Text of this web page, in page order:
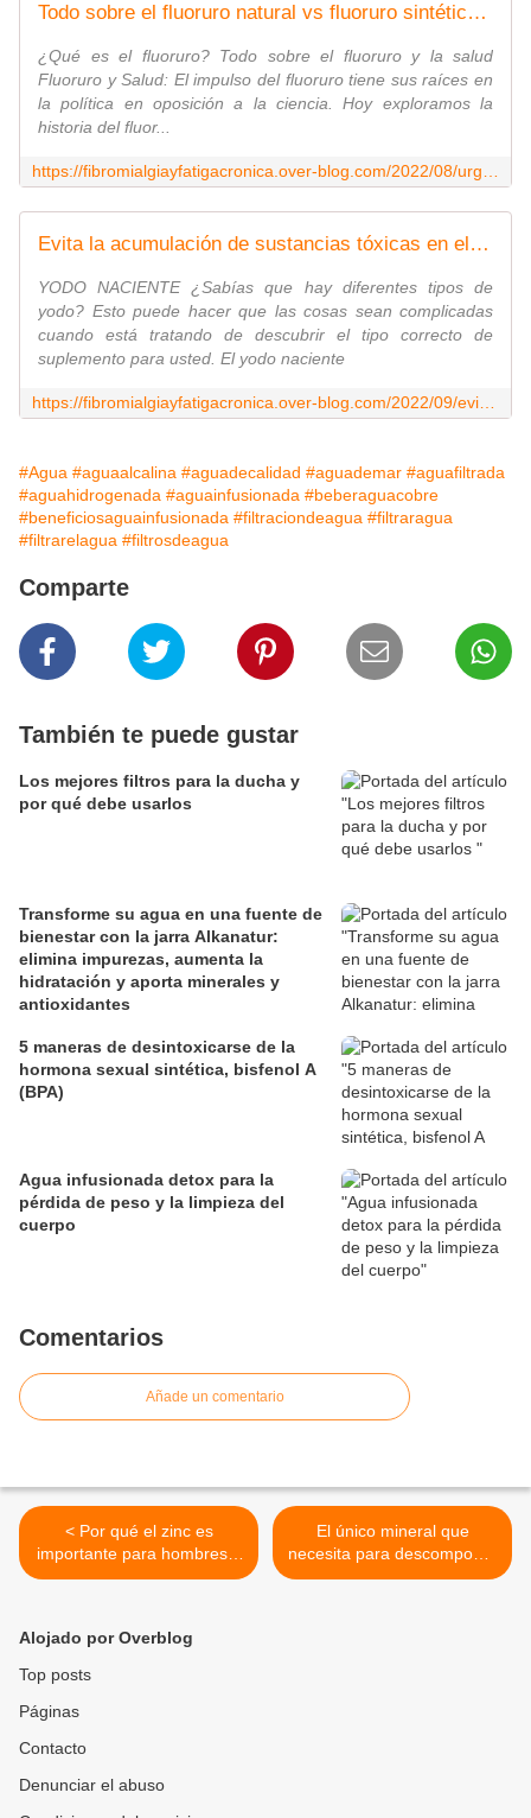
Todo sobre el fluoruro natural vs fluoruro sintético y cómo nos afecta en la salud - Medicina Real D. Karim A Nesr
¿Qué es el fluoruro? Todo sobre el fluoruro y la salud
Fluoruro y Salud: El impulso del fluoruro tiene sus raíces en
la política en oposición a la ciencia. Hoy exploramos la
historia del fluor...
Evita la acumulación de sustancias tóxicas en el cuerpo, como el fluoruro, el bromo y el cloruro., además de otros beneficios para la salud. - Medicina Real D. Karim A Nesr
YODO NACIENTE ¿Sabías que hay diferentes tipos de
yodo? Esto puede hacer que las cosas sean complicadas
cuando está tratando de descubrir el tipo correcto de
suplemento para usted. El yodo naciente
#Agua #aguaalcalina #aguadecalidad #aguademar #aguafiltrada
#aguahidrogenada #aguainfusionada #beberaguacobre
#beneficiosaguainfusionada #filtraciondeagua #filtraragua
#filtrarelagua #filtrosdeagua
Comparte
También te puede gustar
Los mejores filtros para la ducha y
por qué debe usarlos
Transforme su agua en una fuente de
bienestar con la jarra Alkanatur:
elimina impurezas, aumenta la
hidratación y aporta minerales y
antioxidantes
5 maneras de desintoxicarse de la
hormona sexual sintética, bisfenol A
(BPA)
Agua infusionada detox para la
pérdida de peso y la limpieza del
cuerpo
Comentarios
Añade un comentario
< Por qué el zinc es
importante para hombres y
mujeres
El único mineral que
necesita para descomponer
las nitrosaminas
Alojado por Overblog
Top posts
Páginas
Contacto
Denunciar el abuso